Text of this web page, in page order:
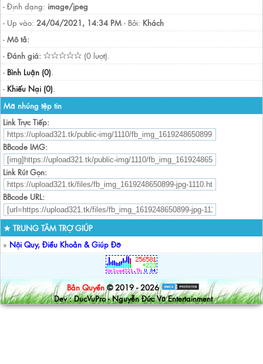
- Định dạng: image/jpeg
- Up vào: 24/04/2021, 14:34 PM - Bởi: Khách
- Mô tả:
- Đánh giá:
(0 lượt).
- Bình Luận (0).
- Khiếu Nại (0).
Mã nhúng tệp tin
Link Trực Tiếp:
BBcode IMG:
Link Rút Gọn:
BBcode URL:
★ TRUNG TÂM TRỢ GIÚP
» Nội Quy, Điều Khoản & Giúp Đỡ
Bản Quyền © 2019 - 2026
Dev : DucVuPro - Nguyễn Đức Vũ Entertainment